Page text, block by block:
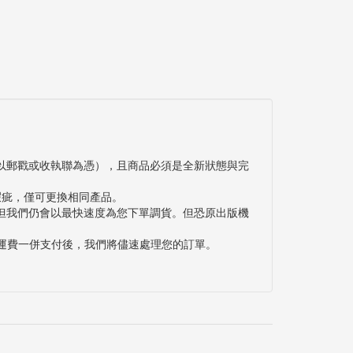
戳或收執聯為憑），且商品必須是全新狀態與完
，僅可更換相同產品。
們仍會以最快速度為您下單調貨。但恐原出版機
一併支付後，我們將儘速處理您的訂單。